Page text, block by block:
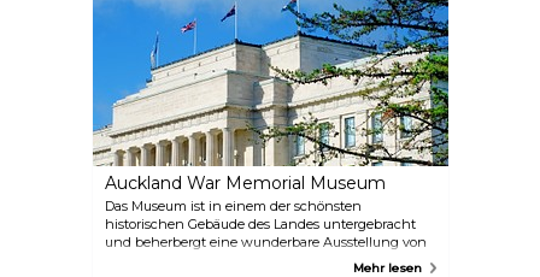
Abenteuer-Kreuzfahrten +64 9 358 1717
www.islandescape.co.nz Fullers Auckland
Hafenkreuzfahrten & Fährdienste Auckland Ferry
Building +64 9 367 9111 www.fullers.co.nz 360
Discovery Pier 4, 139 Quay Street, Downtown
Auckland +64 9 307 8005 www.fullers.co.nz
Auckland War Memorial Museum
Das Museum ist in einem der schönsten
historischen Gebäude des Landes untergebracht
und beherbergt eine wunderbare Ausstellung von
mehr als 2000 unbezahlbaren Schätzen undMehr lesen